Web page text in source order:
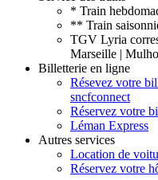
* Train
** Train
TGV Lyria
Marseille |
Billetterie en ligne
Résevez votre
sncfconnect
Réservez votre
Léman Express
Autres services
Location de
Réservez votre